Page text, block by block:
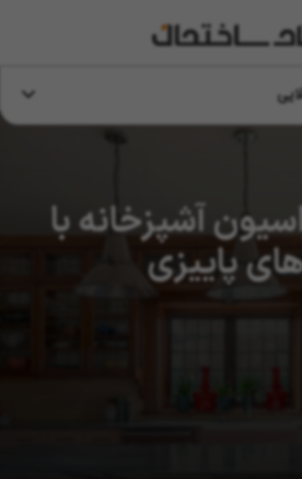
آشپزخانه با
پاییزی